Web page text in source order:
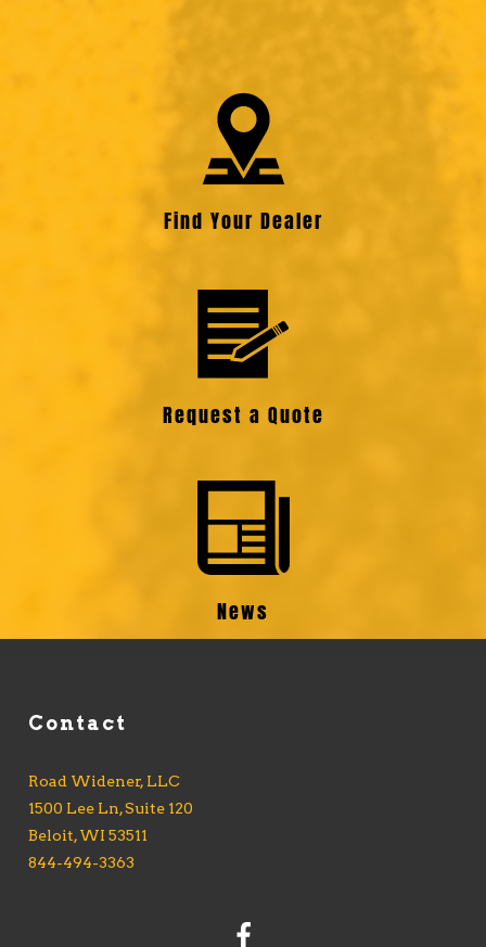
Find Your Dealer
Request a Quote
News
Contact
Road Widener, LLC
1500 Lee Ln, Suite 120
Beloit, WI 53511
844-494-3363